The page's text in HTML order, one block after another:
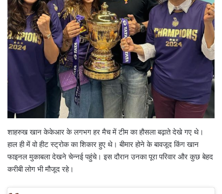
शाहरुख खान केकेआर के लगभग हर मैच में टीम का हौसला बढ़ाते देखे गए थे।
हाल ही में वो हीट स्ट्रोक का शिकार हुए थे। बीमार होने के बावजूद किंग खान
फाइनल मुकाबला देखने चेन्नई पहुंचे। इस दौरान उनका पूरा परिवार और कुछ बेहद
करीबी लोग भी मौजूद रहे।